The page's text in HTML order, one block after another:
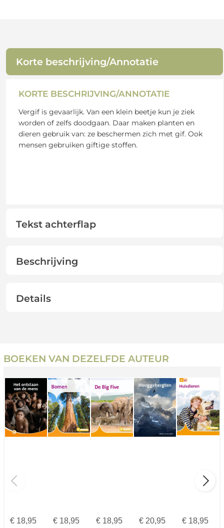
Korte beschrijving/Annotatie
KORTE BESCHRIJVING/ANNOTATIE
Vergif is gevaarlijk. Van een klein beetje kun je ziek
worden of zelfs doodgaan. Daar maken planten en
dieren gebruik van: ze beschermen zich met gif. Ook
mensen gebruiken giftige stoffen.
Tekst achterflap
Beschrijving
Details
BOEKEN VAN DEZELFDE AUTEUR
€18,95 €18,95 € 18,95 € 20,95 € 18,95